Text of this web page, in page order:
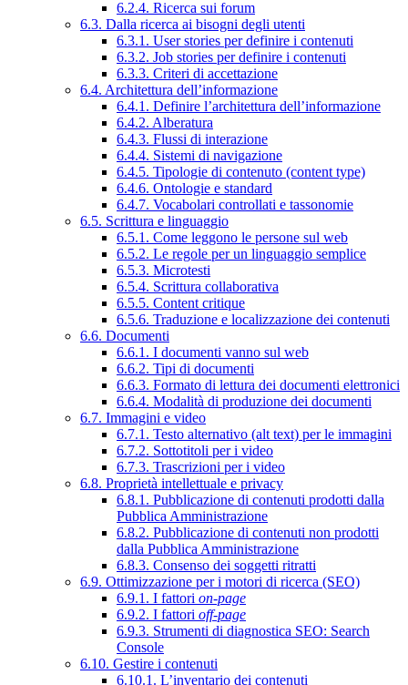
6.2.4. Ricerca sui forum
6.3. Dalla ricerca ai bisogni degli utenti
6.3.1. User stories per definire i contenuti
6.3.2. Job stories per definire i contenuti
6.3.3. Criteri di accettazione
6.4. Architettura dell’informazione
6.4.1. Definire l’architettura dell’informazione
6.4.2. Alberatura
6.4.3. Flussi di interazione
6.4.4. Sistemi di navigazione
6.4.5. Tipologie di contenuto (content type)
6.4.6. Ontologie e standard
6.4.7. Vocabolari controllati e tassonomie
6.5. Scrittura e linguaggio
6.5.1. Come leggono le persone sul web
6.5.2. Le regole per un linguaggio semplice
6.5.3. Microtesti
6.5.4. Scrittura collaborativa
6.5.5. Content critique
6.5.6. Traduzione e localizzazione dei contenuti
6.6. Documenti
6.6.1. I documenti vanno sul web
6.6.2. Tipi di documenti
6.6.3. Formato di lettura dei documenti elettronici
6.6.4. Modalità di produzione dei documenti
6.7. Immagini e video
6.7.1. Testo alternativo (alt text) per le immagini
6.7.2. Sottotitoli per i video
6.7.3. Trascrizioni per i video
6.8. Proprietà intellettuale e privacy
6.8.1. Pubblicazione di contenuti prodotti dalla
Pubblica Amministrazione
6.8.2. Pubblicazione di contenuti non prodotti
dalla Pubblica Amministrazione
6.8.3. Consenso dei soggetti ritratti
6.9. Ottimizzazione per i motori di ricerca (SEO)
6.9.1. I fattori on-page
6.9.2. I fattori off-page
6.9.3. Strumenti di diagnostica SEO: Search
Console
6.10. Gestire i contenuti
6.10.1. L’inventario dei contenuti